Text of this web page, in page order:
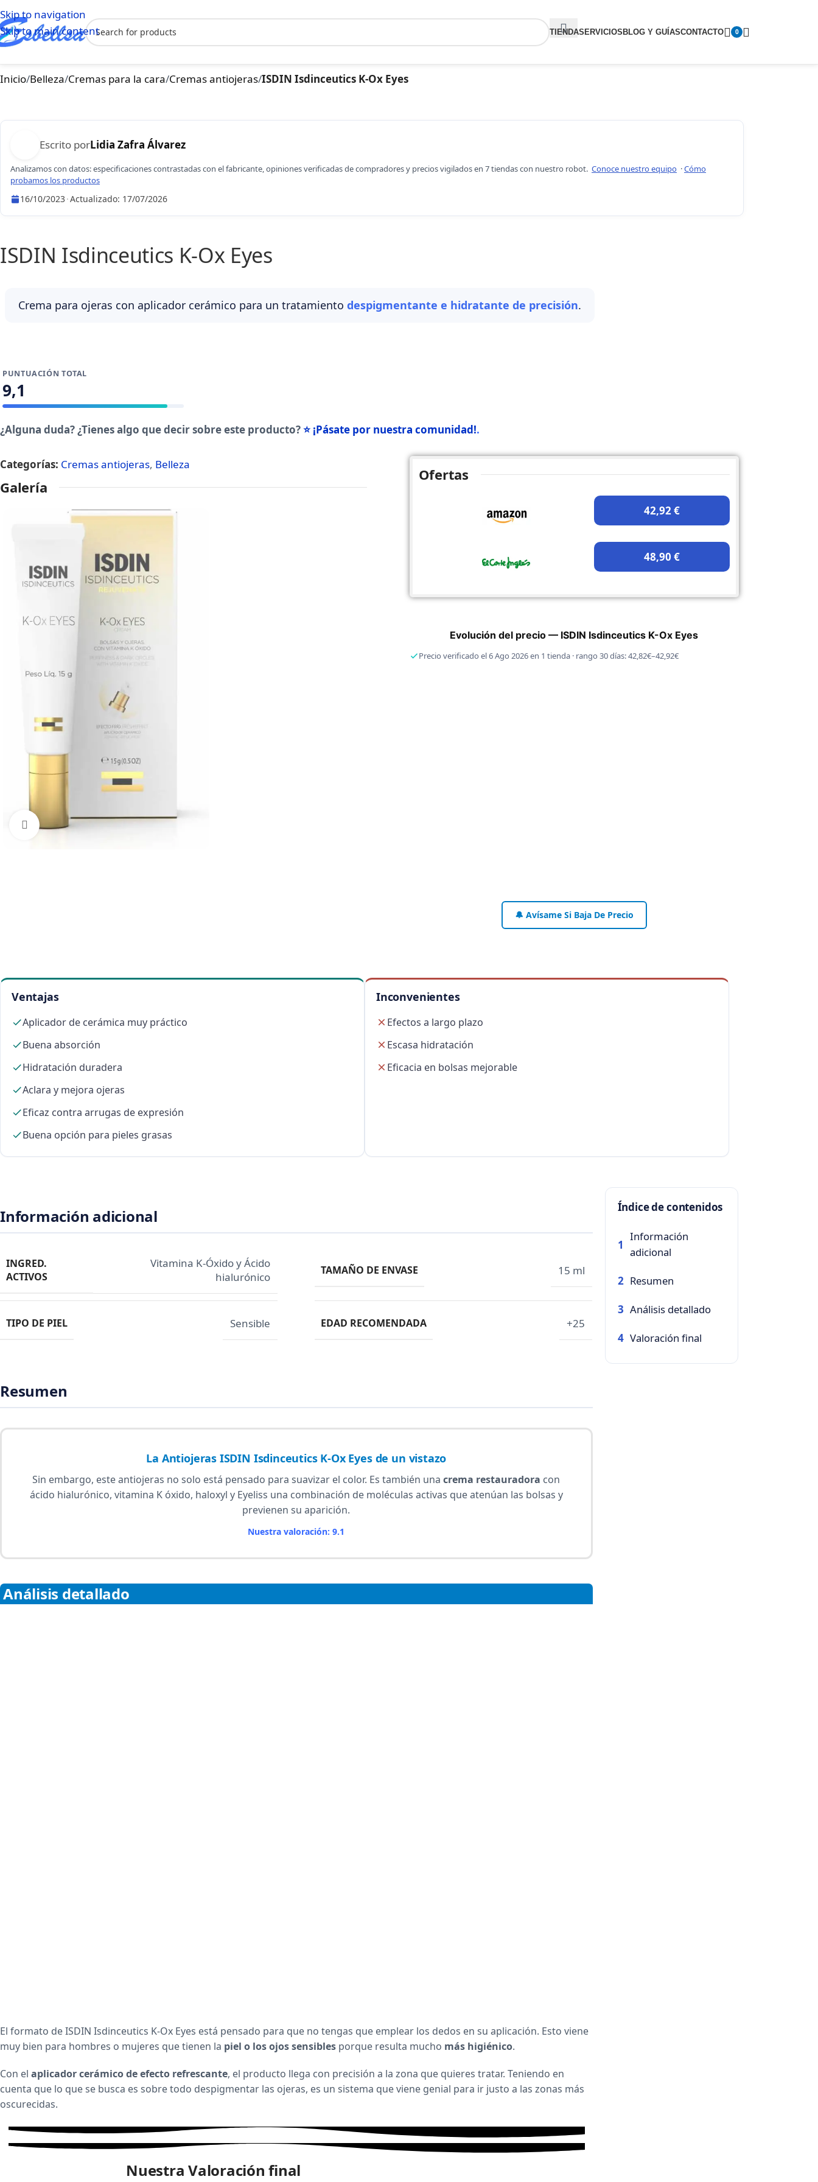
Skip to navigation
Skip to main content
TIENDASERVICIOSBLOG Y GUÍASCONTACTO 0
Inicio/Belleza/Cremas para la cara/Cremas antiojeras/ISDIN Isdinceutics K-Ox Eyes
Escrito porLidia Zafra Álvarez
Analizamos con datos: especificaciones contrastadas con el fabricante, opiniones verificadas de compradores y precios vigilados en 7 tiendas con nuestro robot. Conoce nuestro equipo ·Cómo
probamos los productos
16/10/2023·Actualizado: 17/07/2026
ISDIN Isdinceutics K-Ox Eyes
Crema para ojeras con aplicador cerámico para un tratamiento despigmentante e hidratante de precisión.
PUNTUACIÓN TOTAL
9,1
¿Alguna duda? ¿Tienes algo que decir sobre este producto?⭐ ¡Pásate por nuestra comunidad!.
Categorías: Cremas antiojeras, Belleza
Galería
Click to enlarge
Ofertas
42,92 €
48,90 €
Evolución del precio — ISDIN Isdinceutics K-Ox Eyes
Precio verificado el 6 Ago 2026 en 1 tienda · rango 30 días: 42,82€–42,92€
🔔 Avísame Si Baja De Precio
Ventajas
Aplicador de cerámica muy práctico
Buena absorción
Hidratación duradera
Aclara y mejora ojeras
Eficaz contra arrugas de expresión
Buena opción para pieles grasas
Inconvenientes
Efectos a largo plazo
Escasa hidratación
Eficacia en bolsas mejorable
Información adicional
INGRED.
ACTIVOS
Vitamina K-Óxido y Ácido
hialurónico
TAMAÑO DE ENVASE 15 ml
TIPO DE PIEL Sensible EDAD RECOMENDADA +25
Resumen
La Antiojeras ISDIN Isdinceutics K-Ox Eyes de un vistazo
Sin embargo, este antiojeras no solo está pensado para suavizar el color. Es también unacrema restauradora con
ácido hialurónico, vitamina K óxido, haloxyl y Eyeliss una combinación de moléculas activas que atenúan las bolsas y
previenen su aparición.
Nuestra valoración: 9.1
Análisis detallado
El formato de ISDIN Isdinceutics K-Ox Eyes está pensado para que no tengas que emplear los dedos en su aplicación. Esto viene
muy bien para hombres o mujeres que tienen la piel o los ojos sensibles porque resulta mucho más higiénico.
Con el aplicador cerámico de efecto refrescante, el producto llega con precisión a la zona que quieres tratar. Teniendo en
cuenta que lo que se busca es sobre todo despigmentar las ojeras, es un sistema que viene genial para ir justo a las zonas más
oscurecidas.
Nuestra Valoración final
Índice de contenidos
1
Información
adicional
2 Resumen
3 Análisis detallado
4 Valoración final